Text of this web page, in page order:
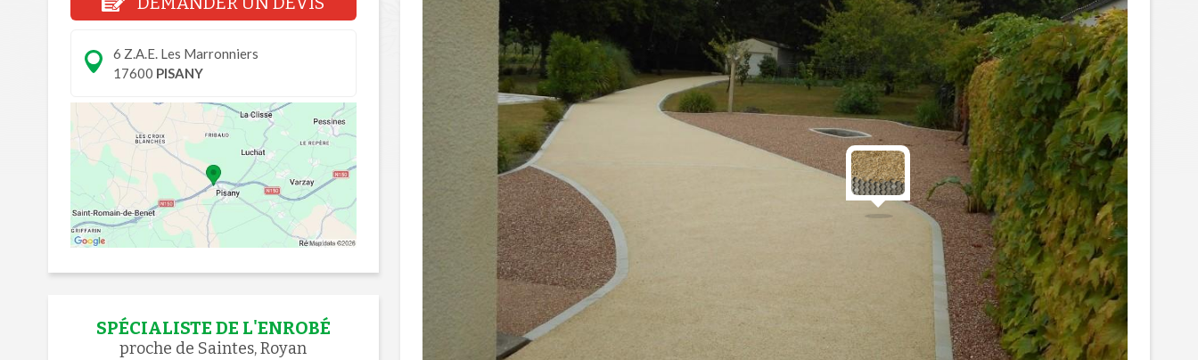
6 Z.A.E. Les Marronniers
17600 PISANY
SPÉCIALISTE DE L'ENROBÉ
proche de Saintes, Royan